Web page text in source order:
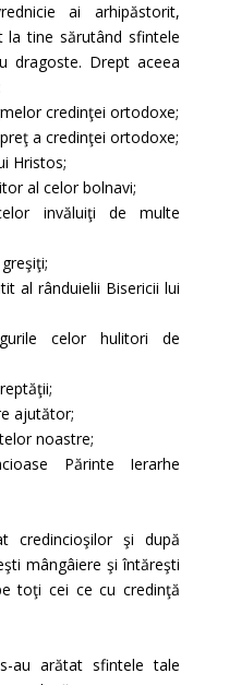
ai arhipăstorit,
la tine sărutând sfintele
dragoste. Drept aceea
credinţei ortodoxe;
a credinţei ortodoxe;
Hristos;
al celor bolnavi;
invăluiţi de multe
al rânduielii Bisericii lui
celor hulitori de
ajutător;
noastre;
Părinte Ierarhe
credincioşilor şi după
mângâiere şi întăreşti
toţi cei ce cu credinţă
au arătat sfintele tale